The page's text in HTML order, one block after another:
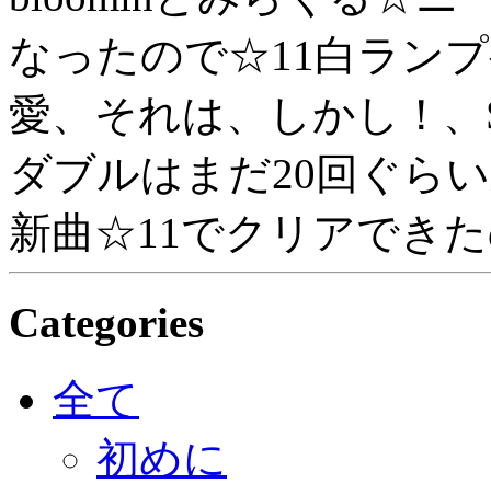
なったので☆11白ラン
愛、それは、しかし！
ダブルはまだ20回ぐら
新曲☆11でクリアでき
Categories
全て
初めに